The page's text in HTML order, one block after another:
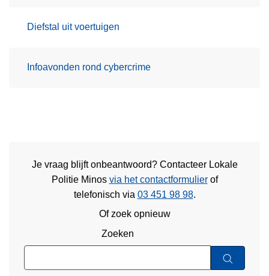
Diefstal uit voertuigen
Infoavonden rond cybercrime
Je vraag blijft onbeantwoord? Contacteer Lokale
Politie Minos via het contactformulierof
telefonisch via 03 451 98 98.
Of zoek opnieuw
Zoeken